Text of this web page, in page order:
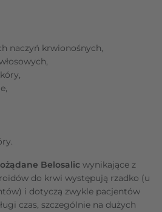
naczyń krwionośnych,
Belosalic wynikające z
do krwi występują rzadko (u
i dotyczą zwykle pacjentów
czas, szczególnie na dużych